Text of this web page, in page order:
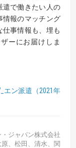
遣で働きたい人の
情報のマッチング
事情報も、埋も
ーにお届けしま
エン派遣（2021年
・ジャパン株式会社
、松田、清水、関